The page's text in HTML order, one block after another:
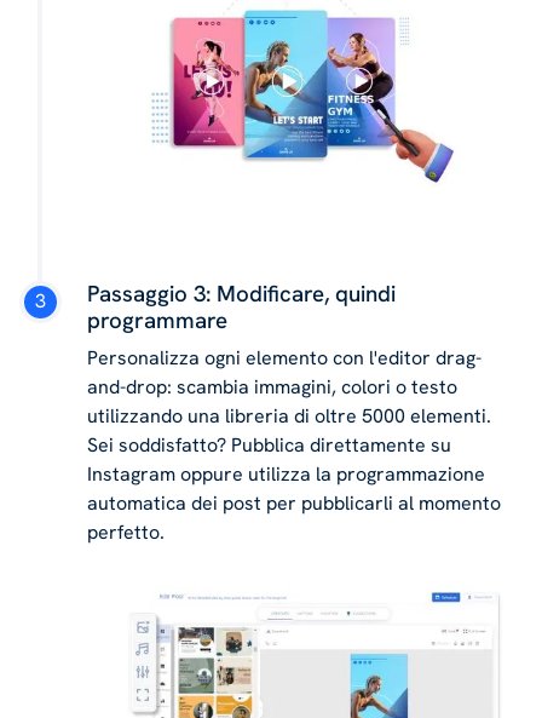
Passaggio 3: Modificare, quindi
programmare
Personalizza ogni elemento con l'editor drag-
and-drop: scambia immagini, colori o testo
utilizzando una libreria di oltre 5000 elementi.
Sei soddisfatto? Pubblica direttamente su
Instagram oppure utilizza la programmazione
automatica dei post per pubblicarli al momento
perfetto.